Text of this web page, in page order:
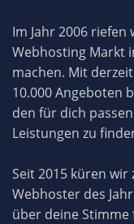
Im Jahr 2006 riefen
Webhosting Markt
machen. Mit
10.000 Angeboten
den für dich
Leistungen zu
Seit 2015 küren
Webhoster des
über deine Stimme